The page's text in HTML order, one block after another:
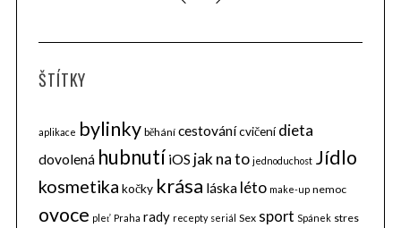
ŠTÍTKY
aplikace bylinky běhání cestovánícvičení dieta
dovolená hubnutí iOS jak na to jednoduchost Jídlo
kosmetika kočky krása láska léto make-up nemoc
ovoce pleť Praha rady recepty seriál Sex sport Spánek stres